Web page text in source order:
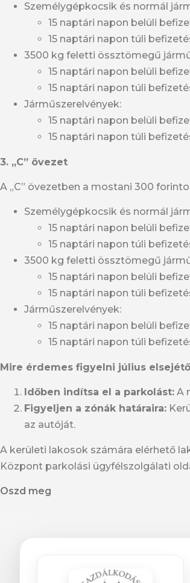
Személygépkocsik és normál
15 naptári napon belüli
15 naptári napon túli
3500 kg feletti össztömegű
15 naptári napon belüli
15 naptári napon túli
Járműszerelvények:
15 naptári napon belüli
15 naptári napon túli
3. „C” övezet
A „C” övezetben a mostani 300
Személygépkocsik és normál
15 naptári napon belüli
15 naptári napon túli
3500 kg feletti össztömegű
15 naptári napon belüli
15 naptári napon túli
Járműszerelvények:
15 naptári napon belüli
15 naptári napon túli
Mire érdemes figyelni július
Időben indítsa el a parkolást: A
Figyeljen a zónák határaira:
az autóját.
A kerületi lakosok számára elérhető
Központ parkolási ügyfélszolgálati
Oszd meg